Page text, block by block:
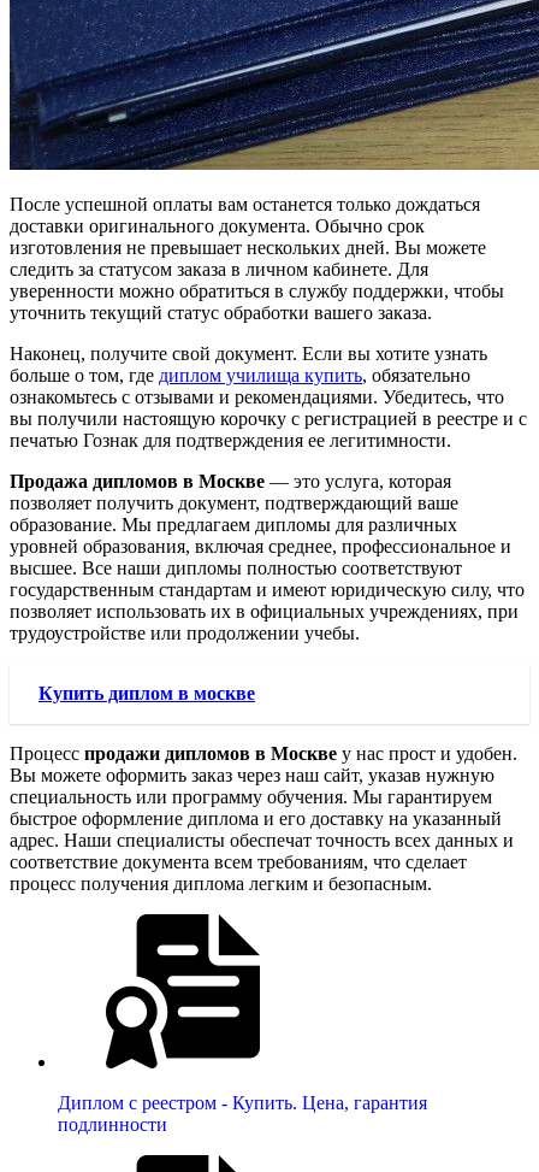
После успешной оплаты вам останется только дождаться
доставки оригинального документа. Обычно срок
изготовления не превышает нескольких дней. Вы можете
следить за статусом заказа в личном кабинете. Для
уверенности можно обратиться в службу поддержки, чтобы
уточнить текущий статус обработки вашего заказа.
Наконец, получите свой документ. Если вы хотите узнать
больше о том, где диплом училища купить, обязательно
ознакомьтесь с отзывами и рекомендациями. Убедитесь, что
вы получили настоящую корочку с регистрацией в реестре и с
печатью Гознак для подтверждения ее легитимности.
Продажа дипломов в Москве — это услуга, которая
позволяет получить документ, подтверждающий ваше
образование. Мы предлагаем дипломы для различных
уровней образования, включая среднее, профессиональное и
высшее. Все наши дипломы полностью соответствуют
государственным стандартам и имеют юридическую силу, что
позволяет использовать их в официальных учреждениях, при
трудоустройстве или продолжении учебы.
Купить диплом в москве
Процесс продажи дипломов в Москве у нас прост и удобен.
Вы можете оформить заказ через наш сайт, указав нужную
специальность или программу обучения. Мы гарантируем
быстрое оформление диплома и его доставку на указанный
адрес. Наши специалисты обеспечат точность всех данных и
соответствие документа всем требованиям, что сделает
процесс получения диплома легким и безопасным.
Диплом с реестром - Купить. Цена, гарантия
подлинности